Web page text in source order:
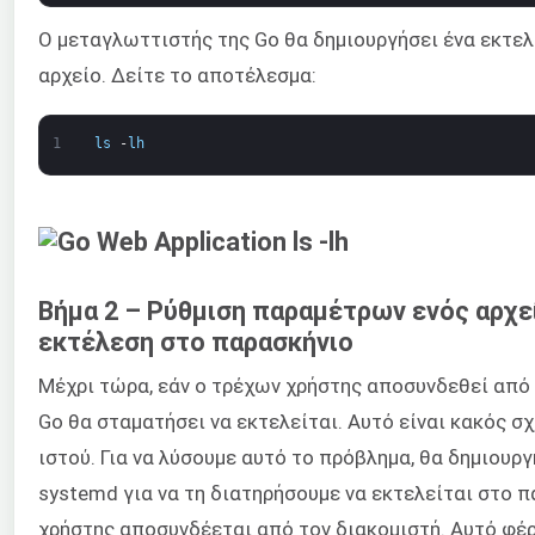
Ο μεταγλωττιστής της Go θα δημιουργήσει ένα
αρχείο. Δείτε το αποτέλεσμα:
1 ls - lh
Βήμα 2 – Ρύθμιση παραμέτρων ενός
εκτέλεση στο παρασκήνιο
Μέχρι τώρα, εάν ο τρέχων χρήστης αποσυνδεθεί
Go θα σταματήσει να εκτελείται. Αυτό είναι κακός
ιστού. Για να λύσουμε αυτό το πρόβλημα, θα
systemd για να τη διατηρήσουμε να εκτελείται στο
χρήστης αποσυνδέεται από τον διακομιστή. Αυτό